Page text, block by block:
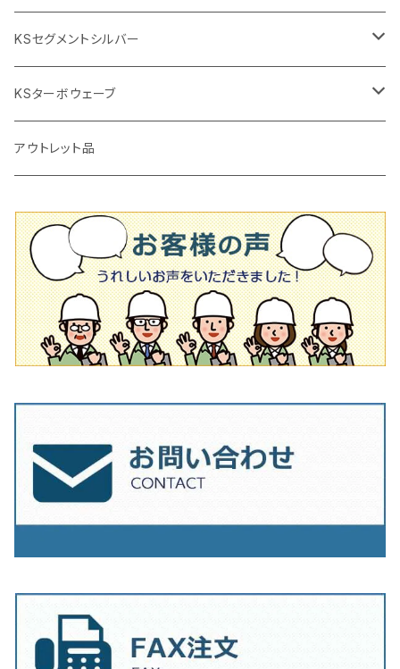
プロ用鏝（こて）
吸着盤
その他
タイル針
タイル針
その他
タイルパッチ（ビブラート
125ｍｍ（5インチ）
105mm（4インチ）
通常品
ビス穴付き
125mm（5インチ）
通常品
オフセットタイプ（ハットタイプ
150ｍｍ（6インチ）
205ｍｍ（8インチ）
230mm（9インチ）
KSセグメントシルバー
105mm（4インチ）
125mm（5インチ）
180mm（7インチ）
205mm（8インチ）
230mm（9インチ）
KSターボウェーブ
105mm（4インチ）
150ｍｍ（6インチ）
180ｍｍ（7インチ）
205mm（8インチ）
アウトレット品